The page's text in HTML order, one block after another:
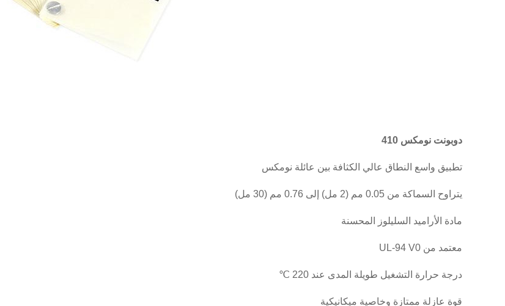
دوبونت نومكس 410
تطبيق واسع النطاق عالي الكثافة بين عائلة نومكس
يتراوح السماكة من 0.05 مم (2 مل) إلى 0.76 مم (30 مل)
مادة الأراميد السليلوز المحسنة
معتمد من UL-94 V0
درجة حرارة التشغيل طويلة المدى عند 220 ℃
قوة عازلة ممتازة وخاصية ميكانيكية